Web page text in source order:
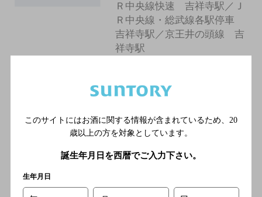
Ｒ中央線快速 吉祥寺駅／Ｊ
Ｒ中央線・総武線各駅停車
吉祥寺駅／京王井の頭線 吉
祥寺駅
パスタダイニング＆カフェバ
[イタリア料理]
ＪＲ中央線・京王井の頭線
吉祥寺駅中央北口より徒歩4
このサイトにはお酒に関する情報が含まれているため、 20
歳以上の方を対象としています。
誕生年月日を西暦でご入力下さい。
生年月日